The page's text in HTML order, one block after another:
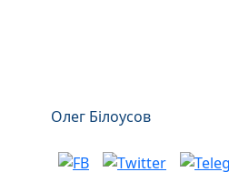
Олег Білоусов